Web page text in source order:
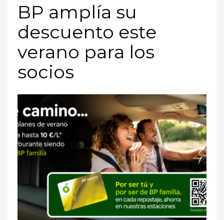
BP amplía su
descuento este
verano para los
socios